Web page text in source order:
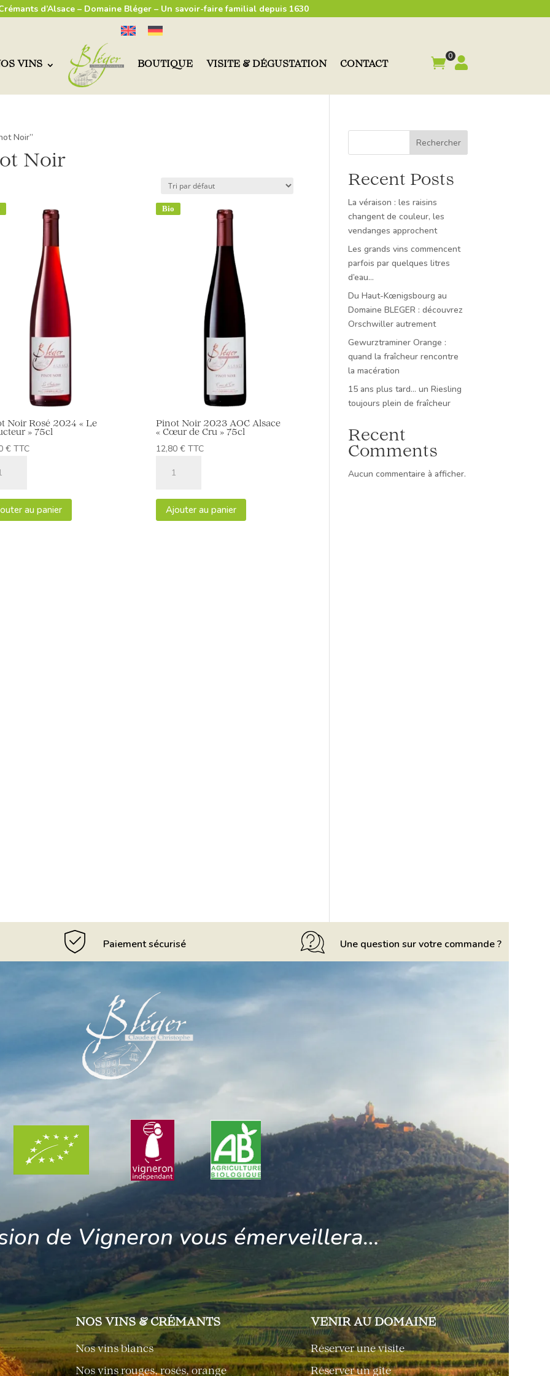
d’Alsace – Domaine Bléger – Un savoir-faire familial depuis 1630
VINS BOUTIQUE VISITE & DÉGUSTATION CONTACT
0
 
Noir”
Noir
Noir Rosé 2024 « Le
» 75cl
€ TTC
au panier
Bio
Pinot Noir 2023 AOC Alsace
« Cœur de Cru » 75cl
12,80 € TTC
Noir
2023
Ajouter au panier
Rechercher
Recent Posts
La véraison : les raisins
changent de couleur, les
vendanges approchent
Les grands vins commencent
parfois par quelques litres
d’eau…
Du Haut-Kœnigsbourg au
Domaine BLEGER : découvrez
Orschwiller autrement
Gewurztraminer Orange :
quand la fraîcheur rencontre
la macération
15 ans plus tard… un Riesling
toujours plein de fraîcheur
Recent
Comments
Aucun commentaire à afficher.
Paiement sécurisé Une question sur votre commande ?
de Vigneron vous émerveillera…
NOS VINS & CRÉMANTS
Nos vins blancs
Nos vins rouges, rosés, orange
VENIR AU DOMAINE
Réserver une visite
Réserver un gîte